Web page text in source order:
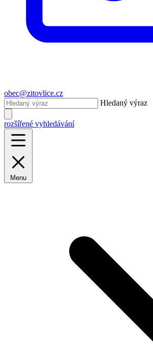
obec@zitovlice.cz
Hledaný výraz
rozšířené vyhledávání
Menu